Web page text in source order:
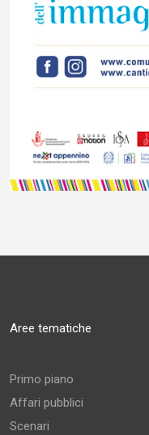
Aree tematiche
Primo piano
Affari pubblici
Scenari